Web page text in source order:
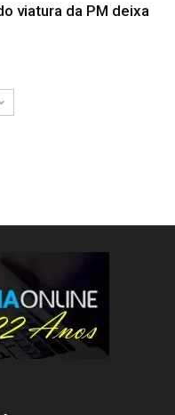
viatura da PM deixa